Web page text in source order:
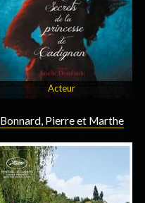
Acteur
Bonnard, Pierre et Marthe